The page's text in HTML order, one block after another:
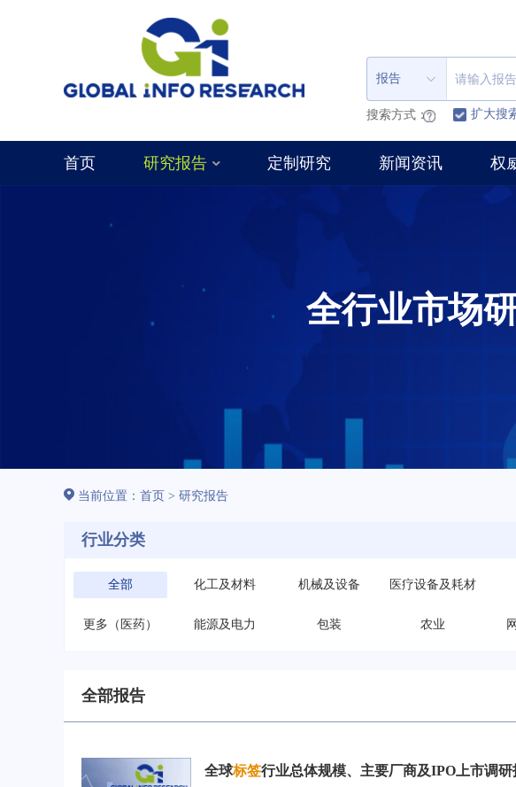
报告
搜索方式： 扩大搜
首页 研究报告 定制研究 新闻资讯 权
全行业市场
当前位置： 首页 > 研究报告
行业分类
全部 化工及材料 机械及设备 医疗设备及耗材
更多（医药） 能源及电力 包装 农业
全部报告
全球标签行业总体规模、主要厂商及IPO上市调研